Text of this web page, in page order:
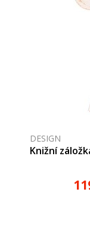
DESIGN
Knižní